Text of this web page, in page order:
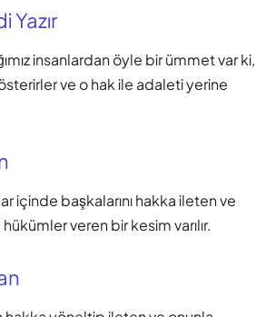
Yazır
insanlardan öyle bir ümmet var ki,
ve o hak ile adaleti yerine
içinde başkalarını hakka ileten ve
veren bir kesim varılır.